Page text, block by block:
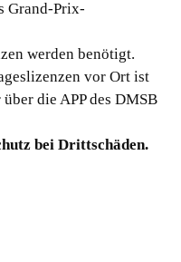
Grand-Prix-
werden benötigt.
vor Ort ist
die APP des DMSB
bei Drittschäden.